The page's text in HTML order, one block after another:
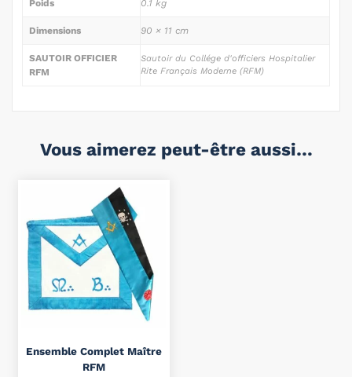
Poids 0.1 kg
Dimensions 90 × 11 cm
SAUTOIR OFFICIER
RFM
Sautoir du Collége d'officiers Hospitalier
Rite Français Moderne (RFM)
Vous aimerez peut-être aussi…
Ensemble Complet Maître
RFM